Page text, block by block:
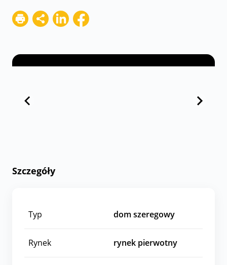
Szczegóły
Typ dom szeregowy
Rynek rynek pierwotny